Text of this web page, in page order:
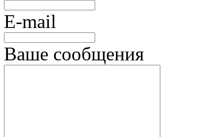
E-mail
Ваше сообщения